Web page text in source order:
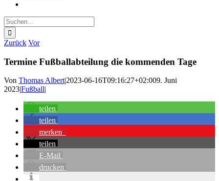
Suche
nach:
Zurück Vor
Termine Fußballabteilung die kommenden Tage
Von Thomas Albert|2023-06-16T09:16:27+02:009. Juni
2023|Fußball|
teilen
teilen
merken
teilen
E-Mail
drucken